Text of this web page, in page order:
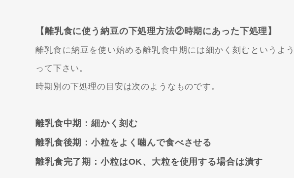
【離乳食に使う納豆の下処理方法②時期にあった下処理】
離乳食に納豆を使い始める離乳食中期には細かく刻むというよ
って下さい。
時期別の下処理の目安は次のようなものです。
離乳食中期：細かく刻む
離乳食後期：小粒をよく噛んで食べさせる
離乳食完了期：小粒はOK、大粒を使用する場合は潰す